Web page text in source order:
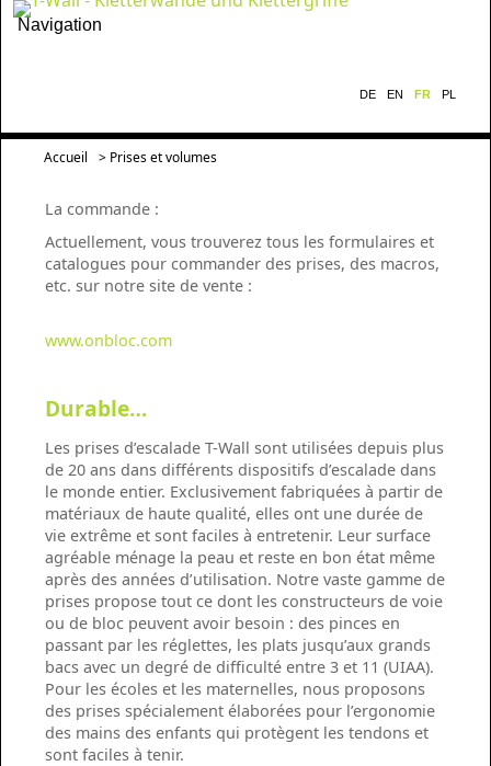
Navigation
DE EN FR PL
Accueil > Prises et volumes
La commande :
Actuellement, vous trouverez tous les formulaires et
catalogues pour commander des prises, des macros,
etc. sur notre site de vente :
www.onbloc.com
Durable…
Les prises d’escalade T-Wall sont utilisées depuis plus
de 20 ans dans différents dispositifs d’escalade dans
le monde entier. Exclusivement fabriquées à partir de
matériaux de haute qualité, elles ont une durée de
vie extrême et sont faciles à entretenir. Leur surface
agréable ménage la peau et reste en bon état même
après des années d’utilisation. Notre vaste gamme de
prises propose tout ce dont les constructeurs de voie
ou de bloc peuvent avoir besoin : des pinces en
passant par les réglettes, les plats jusqu’aux grands
bacs avec un degré de difficulté entre 3 et 11 (UIAA).
Pour les écoles et les maternelles, nous proposons
des prises spécialement élaborées pour l’ergonomie
des mains des enfants qui protègent les tendons et
sont faciles à tenir.